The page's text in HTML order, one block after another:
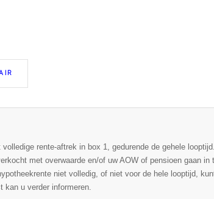
rente-aftrek in box 1, gedurende de gehele
met overwaarde en/of uw AOW of pensioen gaan in
niet volledig, of niet voor de hele looptijd,
u verder informeren.